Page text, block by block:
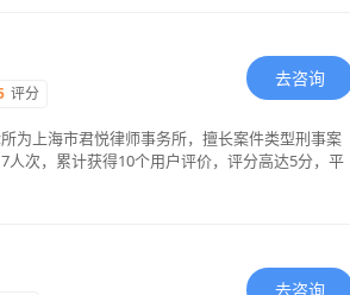
评分
去咨询
为上海市君悦律师事务所，擅长案件类型刑事案
次，累计获得10个用户评价，评分高达5分，平
去咨询